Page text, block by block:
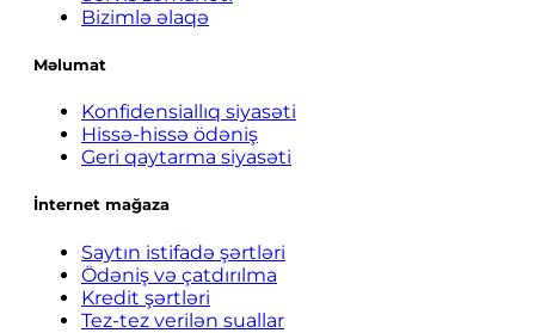
Bizimlə əlaqə
Məlumat
Konfidensiallıq siyasəti
Hissə-hissə ödəniş
Geri qaytarma siyasəti
İnternet mağaza
Saytın istifadə şərtləri
Ödəniş və çatdırılma
Kredit şərtləri
Tez-tez verilən suallar